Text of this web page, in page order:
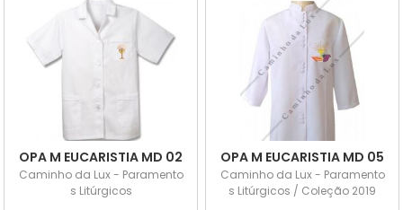
OPA M EUCARISTIA MD 02
Caminho da Lux - Paramento
s Litúrgicos
OPA M EUCARISTIA MD 05
Caminho da Lux - Paramento
s Litúrgicos / Coleção 2019